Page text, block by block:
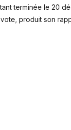
terminée le 20
produit son